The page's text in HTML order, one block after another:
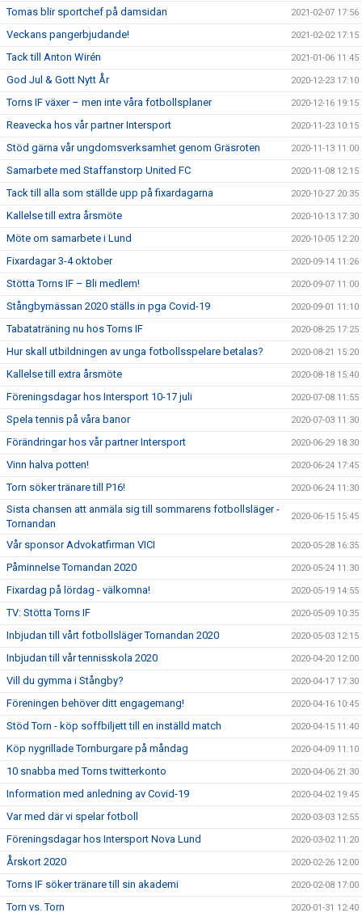
Tomas blir sportchef på damsidan 2021-02-07 17:56
Veckans pangerbjudande! 2021-02-02 17:15
Tack till Anton Wirén 2021-01-06 11:45
God Jul & Gott Nytt År 2020-12-23 17:10
Torns IF växer – men inte våra fotbollsplaner 2020-12-16 19:15
Reavecka hos vår partner Intersport 2020-11-23 10:15
Stöd gärna vår ungdomsverksamhet genom Gräsroten 2020-11-13 11:00
Samarbete med Staffanstorp United FC 2020-11-08 12:15
Tack till alla som ställde upp på fixardagarna 2020-10-27 20:35
Kallelse till extra årsmöte 2020-10-13 17:30
Möte om samarbete i Lund 2020-10-05 12:20
Fixardagar 3-4 oktober 2020-09-14 11:26
Stötta Torns IF – Bli medlem! 2020-09-07 11:00
Stångbymässan 2020 ställs in pga Covid-19 2020-09-01 11:10
Tabataträning nu hos Torns IF 2020-08-25 17:25
Hur skall utbildningen av unga fotbollsspelare betalas? 2020-08-21 15:20
Kallelse till extra årsmöte 2020-08-18 15:40
Föreningsdagar hos Intersport 10-17 juli 2020-07-08 11:55
Spela tennis på våra banor 2020-07-03 11:30
Förändringar hos vår partner Intersport 2020-06-29 18:30
Vinn halva potten! 2020-06-24 17:45
Torn söker tränare till P16! 2020-06-24 11:30
Sista chansen att anmäla sig till sommarens fotbollsläger -
Tornandan
2020-06-15 15:45
Vår sponsor Advokatfirman VICI 2020-05-28 16:35
Påminnelse Tornandan 2020 2020-05-24 11:30
Fixardag på lördag - välkomna! 2020-05-19 14:55
TV: Stötta Torns IF 2020-05-09 10:35
Inbjudan till vårt fotbollsläger Tornandan 2020 2020-05-03 12:15
Inbjudan till vår tennisskola 2020 2020-04-20 12:00
Vill du gymma i Stångby? 2020-04-17 17:30
Föreningen behöver ditt engagemang! 2020-04-16 10:45
Stöd Torn - köp soffbiljett till en inställd match 2020-04-15 11:40
Köp nygrillade Tornburgare på måndag 2020-04-09 11:10
10 snabba med Torns twitterkonto 2020-04-06 21:30
Information med anledning av Covid-19 2020-04-02 19:45
Var med där vi spelar fotboll 2020-03-03 12:55
Föreningsdagar hos Intersport Nova Lund 2020-03-02 11:20
Årskort 2020 2020-02-26 12:00
Torns IF söker tränare till sin akademi 2020-02-08 17:00
Torn vs. Torn 2020-01-31 12:40